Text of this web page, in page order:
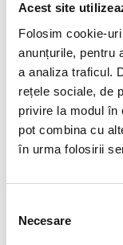
Acest site
Folosim cookie-
anunțurile, pentru
a analiza traficul.
rețele sociale, de
privire la modul în
pot combina cu
în urma folosirii
consimțământului
Necesare
Caracteristici:
design de
de încărcare ,
aplicabil tuturor
sarcinile
oferă ieșire și
despre UPS;
funcție AVR
pentru locurile